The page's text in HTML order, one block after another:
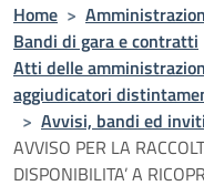
Home >
Bandi di gara e contratti
Atti delle
aggiudicatori
> Avvisi, bandi ed inviti
AVVISO PER LA
DISPONIBILITA’ A